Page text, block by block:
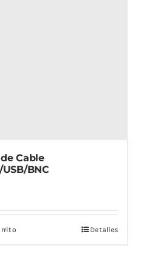
Cable
USB/BNC
Detalles